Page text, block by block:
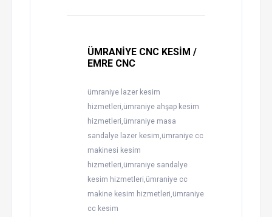
ÜMRANİYE CNC KESİM /
EMRE CNC
ümraniye lazer kesim
hizmetleri,ümraniye ahşap kesim
hizmetleri,ümraniye masa
sandalye lazer kesim,ümraniye cc
makinesi kesim
hizmetleri,ümraniye sandalye
kesim hizmetleri,ümraniye cc
makine kesim hizmetleri,ümraniye
cc kesim